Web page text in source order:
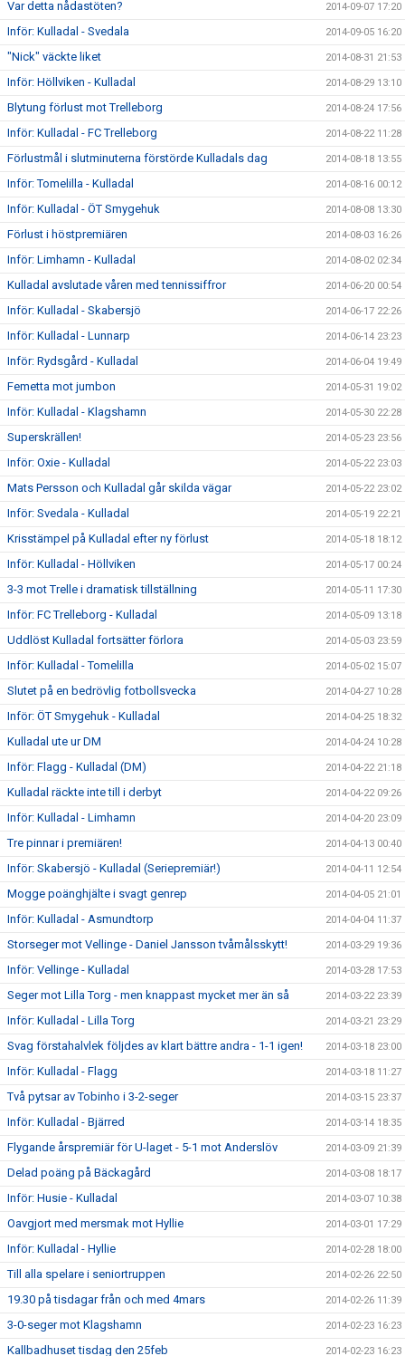
Var detta nådastöten? 2014-09-07 17:20
Inför: Kulladal - Svedala 2014-09-05 16:20
"Nick" väckte liket 2014-08-31 21:53
Inför: Höllviken - Kulladal 2014-08-29 13:10
Blytung förlust mot Trelleborg 2014-08-24 17:56
Inför: Kulladal - FC Trelleborg 2014-08-22 11:28
Förlustmål i slutminuterna förstörde Kulladals dag 2014-08-18 13:55
Inför: Tomelilla - Kulladal 2014-08-16 00:12
Inför: Kulladal - ÖT Smygehuk 2014-08-08 13:30
Förlust i höstpremiären 2014-08-03 16:26
Inför: Limhamn - Kulladal 2014-08-02 02:34
Kulladal avslutade våren med tennissiffror 2014-06-20 00:54
Inför: Kulladal - Skabersjö 2014-06-17 22:26
Inför: Kulladal - Lunnarp 2014-06-14 23:23
Inför: Rydsgård - Kulladal 2014-06-04 19:49
Femetta mot jumbon 2014-05-31 19:02
Inför: Kulladal - Klagshamn 2014-05-30 22:28
Superskrällen! 2014-05-23 23:56
Inför: Oxie - Kulladal 2014-05-22 23:03
Mats Persson och Kulladal går skilda vägar 2014-05-22 23:02
Inför: Svedala - Kulladal 2014-05-19 22:21
Krisstämpel på Kulladal efter ny förlust 2014-05-18 18:12
Inför: Kulladal - Höllviken 2014-05-17 00:24
3-3 mot Trelle i dramatisk tillställning 2014-05-11 17:30
Inför: FC Trelleborg - Kulladal 2014-05-09 13:18
Uddlöst Kulladal fortsätter förlora 2014-05-03 23:59
Inför: Kulladal - Tomelilla 2014-05-02 15:07
Slutet på en bedrövlig fotbollsvecka 2014-04-27 10:28
Inför: ÖT Smygehuk - Kulladal 2014-04-25 18:32
Kulladal ute ur DM 2014-04-24 10:28
Inför: Flagg - Kulladal (DM) 2014-04-22 21:18
Kulladal räckte inte till i derbyt 2014-04-22 09:26
Inför: Kulladal - Limhamn 2014-04-20 23:09
Tre pinnar i premiären! 2014-04-13 00:40
Inför: Skabersjö - Kulladal (Seriepremiär!) 2014-04-11 12:54
Mogge poänghjälte i svagt genrep 2014-04-05 21:01
Inför: Kulladal - Asmundtorp 2014-04-04 11:37
Storseger mot Vellinge - Daniel Jansson tvåmålsskytt! 2014-03-29 19:36
Inför: Vellinge - Kulladal 2014-03-28 17:53
Seger mot Lilla Torg - men knappast mycket mer än så 2014-03-22 23:39
Inför: Kulladal - Lilla Torg 2014-03-21 23:29
Svag förstahalvlek följdes av klart bättre andra - 1-1 igen! 2014-03-18 23:00
Inför: Kulladal - Flagg 2014-03-18 11:27
Två pytsar av Tobinho i 3-2-seger 2014-03-15 23:37
Inför: Kulladal - Bjärred 2014-03-14 18:35
Flygande årspremiär för U-laget - 5-1 mot Anderslöv 2014-03-09 21:39
Delad poäng på Bäckagård 2014-03-08 18:17
Inför: Husie - Kulladal 2014-03-07 10:38
Oavgjort med mersmak mot Hyllie 2014-03-01 17:29
Inför: Kulladal - Hyllie 2014-02-28 18:00
Till alla spelare i seniortruppen 2014-02-26 22:50
19.30 på tisdagar från och med 4mars 2014-02-26 11:39
3-0-seger mot Klagshamn 2014-02-23 16:23
Kallbadhuset tisdag den 25feb 2014-02-23 16:23